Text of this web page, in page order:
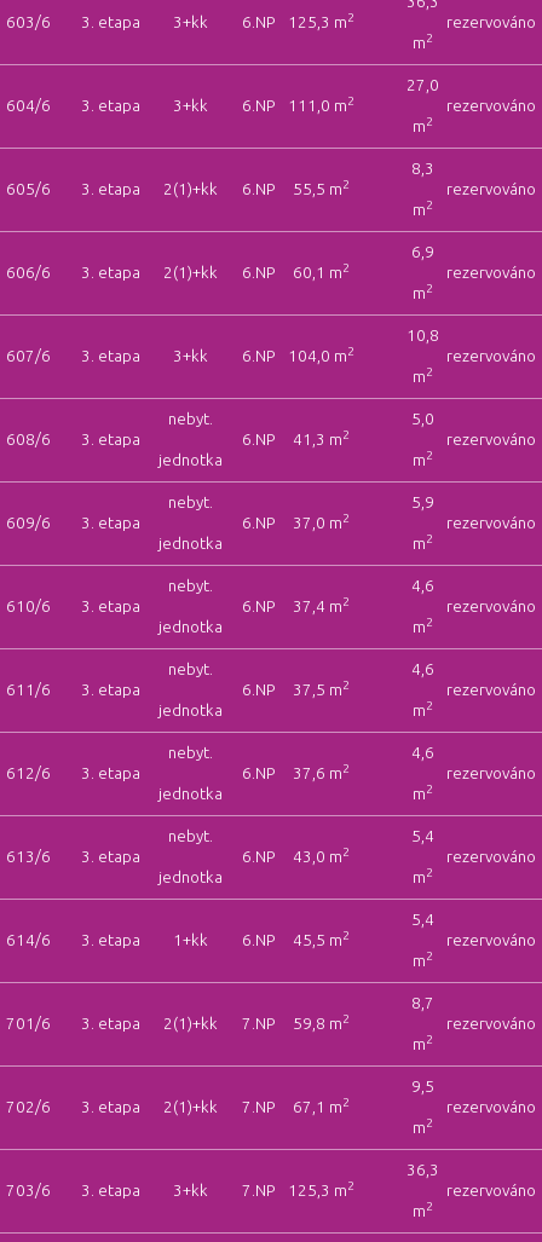
603/6 3. etapa 3+kk 6.NP 125,3 m2
m2
rezervováno
604/6 3. etapa 3+kk 6.NP 111,0 m2
27,0
m2
rezervováno
605/6 3. etapa 2(1)+kk 6.NP 55,5 m2
8,3
m2
rezervováno
606/6 3. etapa 2(1)+kk 6.NP 60,1 m2
6,9
m2
rezervováno
607/6 3. etapa 3+kk 6.NP 104,0 m2
10,8
m2
rezervováno
608/6 3. etapa
nebyt.
jednotka
6.NP 41,3 m2
5,0
m2
rezervováno
609/6 3. etapa
nebyt.
jednotka
6.NP 37,0 m2
5,9
m2
rezervováno
610/6 3. etapa
nebyt.
jednotka
6.NP 37,4 m2
4,6
m2
rezervováno
611/6 3. etapa
nebyt.
jednotka
6.NP 37,5 m2
4,6
m2
rezervováno
612/6 3. etapa
nebyt.
jednotka
6.NP 37,6 m2
4,6
m2
rezervováno
613/6 3. etapa
nebyt.
jednotka
6.NP 43,0 m2
5,4
m2
rezervováno
614/6 3. etapa 1+kk 6.NP 45,5 m2
5,4
m2
rezervováno
701/6 3. etapa 2(1)+kk 7.NP 59,8 m2
8,7
m2
rezervováno
702/6 3. etapa 2(1)+kk 7.NP 67,1 m2
9,5
m2
rezervováno
703/6 3. etapa 3+kk 7.NP 125,3 m2
36,3
m2
rezervováno